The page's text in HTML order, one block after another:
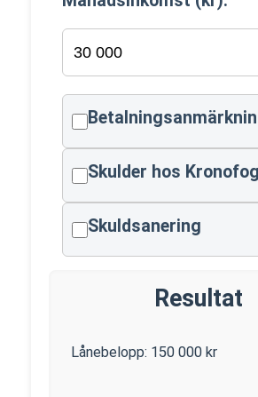
Skulder hos
Skuldsanering
Resultat
Lånebelopp: 150 000 kr